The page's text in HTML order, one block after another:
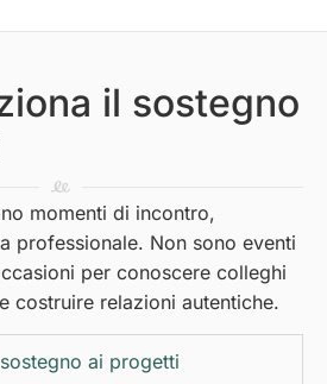
il sostegno
momenti di incontro,
professionale. Non sono eventi
per conoscere colleghi
costruire relazioni autentiche.
ai progetti